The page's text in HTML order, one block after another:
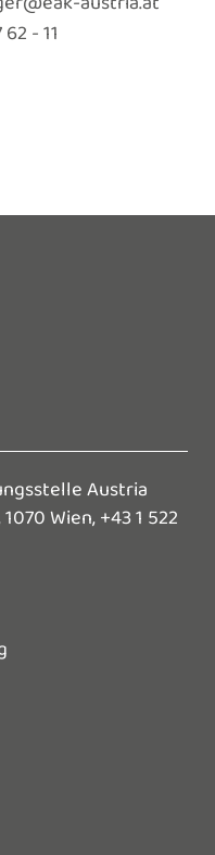
- 11
Austria
Wien,+43 1 522